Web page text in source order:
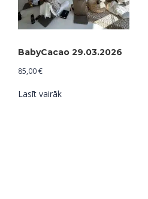
BabyCacao 29.03.2026
85,00€
Lasīt vairāk